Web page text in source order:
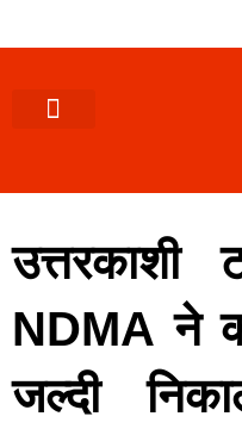
NDMA ने
जल्दी